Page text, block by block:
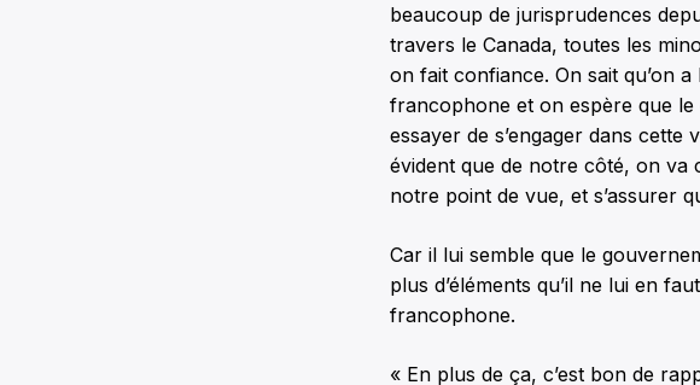
beaucoup de jurisprudences
travers le Canada, toutes les
on fait confiance. On sait qu’on
francophone et on espère que
essayer de s’engager dans
évident que de notre côté, on
notre point de vue, et s’assurer
Car il lui semble que le
plus d’éléments qu’il ne lui en
francophone.
« En plus de ça, c’est bon de